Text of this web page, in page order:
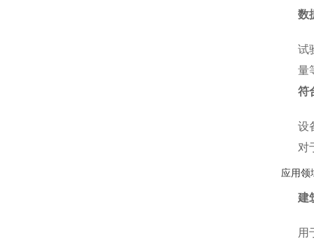
数
试
量
符
设
对
应用领
建
用